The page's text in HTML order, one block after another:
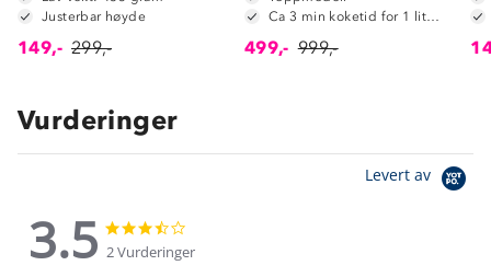
Justerbar høyde
149,- 299,- 499,- 999,-
Vurderinger
Levert av
3.5
3.5
star
rating
star
2 Vurderinger